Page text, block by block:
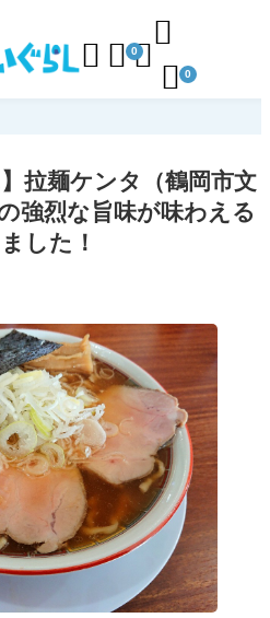
  0

 0
拉麺ケンタ（鶴岡市文
強烈な旨味が味わえる
した！